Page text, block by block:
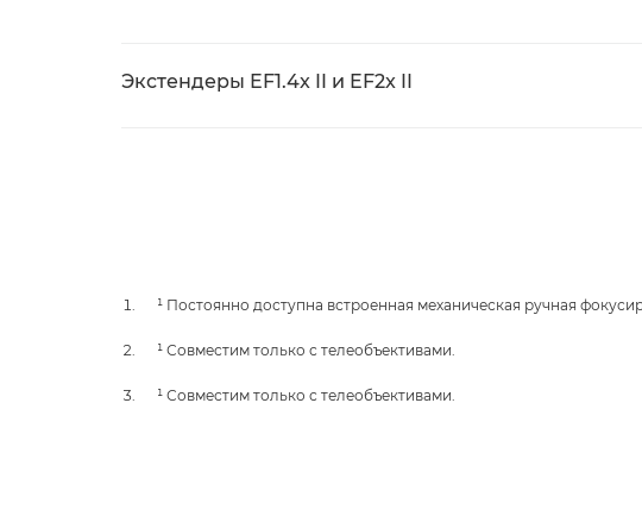
Экстендеры EF1.4x II и EF2x II
¹ Постоянно доступна встроенная механическая ручная
¹ Совместим только с телеобъективами.
¹ Совместим только с телеобъективами.